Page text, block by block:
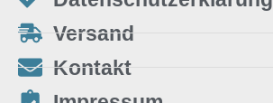
Versand
Kontakt